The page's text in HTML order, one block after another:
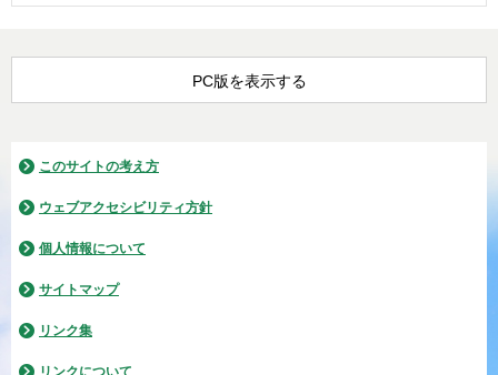
PC版を表示する
このサイトの考え方
ウェブアクセシビリティ方針
個人情報について
サイトマップ
リンク集